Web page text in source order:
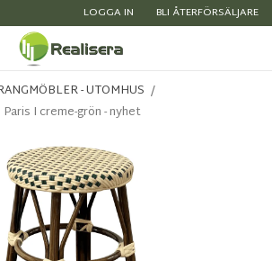
LOGGA IN BLI ÅTERFÖRSÄLJARE
- UTOMHUS /
Paris I creme-grön - nyhet